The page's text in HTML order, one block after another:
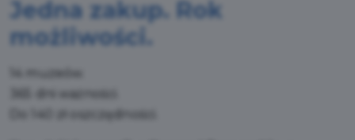
Jedna zakup. Rok
możliwości.
14 muzeów.
365 dni ważności.
Do 140 zł oszczędności.